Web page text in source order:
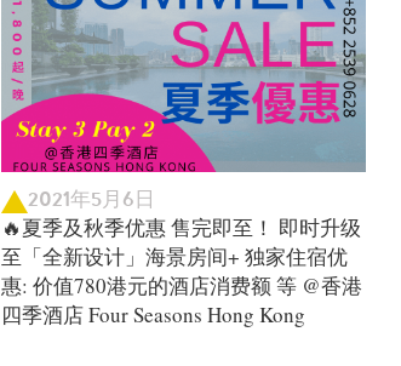
2021年5月6日
🔥夏季及秋季优惠 售完即至！ 即时升级
至「全新设计」海景房间+ 独家住宿优
惠: 价值780港元的酒店消费额 等 @香港
四季酒店 Four Seasons Hong Kong